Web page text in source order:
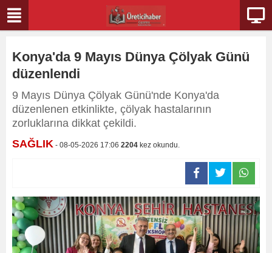
Konya'da 9 Mayıs Dünya Çölyak Günü
düzenlendi
9 Mayıs Dünya Çölyak Günü'nde Konya'da
düzenlenen etkinlikte, çölyak hastalarının
zorluklarına dikkat çekildi.
SAĞLIK - 08-05-2026 17:06 2204 kez okundu.